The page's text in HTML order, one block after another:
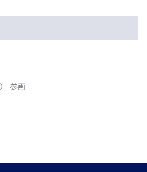
参画